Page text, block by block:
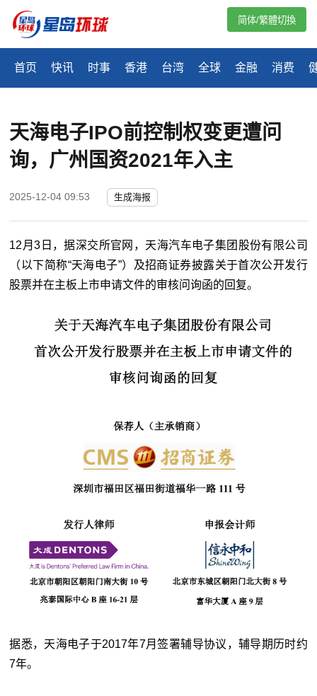
首页 快讯 时事 香港 台湾 全球 金融 消费
简体/繁體切換
天海电子IPO前控制权变更遭问
询，广州国资2021年入主
2025-12-04 09:53 生成海报
12月3日，据深交所官网，天海汽车电子集团股份有限公司
（以下简称“天海电子”）及招商证券披露关于首次公开发行
股票并在主板上市申请文件的审核问询函的回复。
据悉，天海电子于2017年7月签署辅导协议，辅导期历时约
7年。